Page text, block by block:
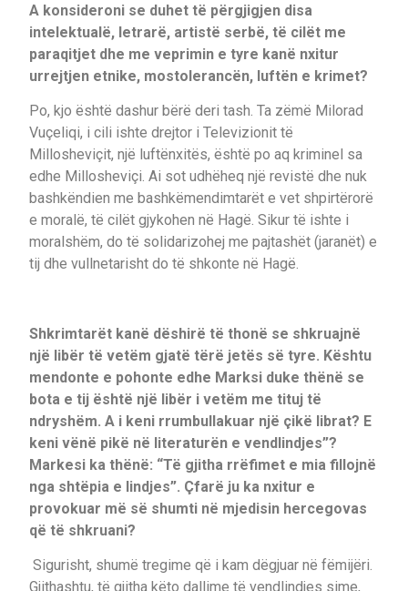
A konsideroni se duhet të përgjigjen disa
intelektualë, letrarë, artistë serbë, të cilët me
paraqitjet dhe me veprimin e tyre kanë nxitur
urrejtjen etnike, mostolerancën, luftën e krimet?
Po, kjo është dashur bërë deri tash. Ta zëmë Milorad
Vuçeliqi, i cili ishte drejtor i Televizionit të
Millosheviçit, një luftënxitës, është po aq kriminel sa
edhe Millosheviçi. Ai sot udhëheq një revistë dhe nuk
bashkëndien me bashkëmendimtarët e vet shpirtërorë
e moralë, të cilët gjykohen në Hagë. Sikur të ishte i
moralshëm, do të solidarizohej me pajtashët (jaranët) e
tij dhe vullnetarisht do të shkonte në Hagë.
Shkrimtarët kanë dëshirë të thonë se shkruajnë
një libër të vetëm gjatë tërë jetës së tyre. Kështu
mendonte e pohonte edhe Marksi duke thënë se
bota e tij është një libër i vetëm me tituj të
ndryshëm. A i keni rrumbullakuar një çikë librat? E
keni vënë pikë në literaturën e vendlindjes”?
Markesi ka thënë: “Të gjitha rrëfimet e mia fillojnë
nga shtëpia e lindjes”. Çfarë ju ka nxitur e
provokuar më së shumti në mjedisin hercegovas
që të shkruani?
Sigurisht, shumë tregime që i kam dëgjuar në fëmijëri.
Gjithashtu, të gjitha këto dallime të vendlindjes sime,